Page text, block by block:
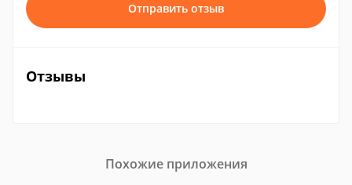
Отправить отзыв
Отзывы
Похожие приложения